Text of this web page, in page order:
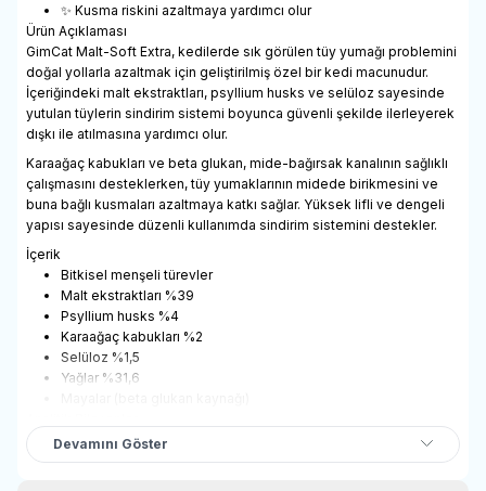
✨ Kusma riskini azaltmaya yardımcı olur
Ürün Açıklaması
GimCat Malt-Soft Extra, kedilerde sık görülen tüy yumağı problemini
doğal yollarla azaltmak için geliştirilmiş özel bir kedi macunudur.
İçeriğindeki malt ekstraktları, psyllium husks ve selüloz sayesinde
yutulan tüylerin sindirim sistemi boyunca güvenli şekilde ilerleyerek
dışkı ile atılmasına yardımcı olur.
Karaağaç kabukları ve beta glukan, mide-bağırsak kanalının sağlıklı
çalışmasını desteklerken, tüy yumaklarının midede birikmesini ve
buna bağlı kusmaları azaltmaya katkı sağlar. Yüksek lifli ve dengeli
yapısı sayesinde düzenli kullanımda sindirim sistemini destekler.
İçerik
Bitkisel menşeli türevler
Malt ekstraktları %39
Psyllium husks %4
Karaağaç kabukları %2
Selüloz %1,5
Yağlar %31,6
Protein %3,5
Yağ içeriği %37,5
Devamını Göster